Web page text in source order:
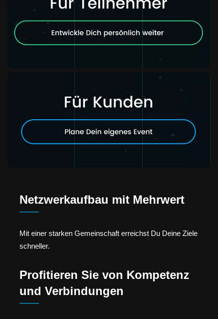
Netzwerkaufbau mit Mehrwert
Mit einer starken Gemeinschaft erreichst Du Deine Ziele
schneller.
Profitieren Sie von Kompetenz
und Verbindungen